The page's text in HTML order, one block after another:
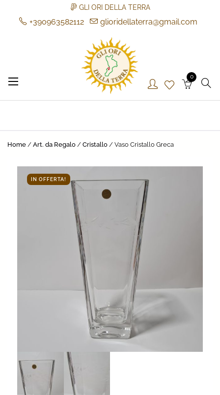
GLI ORI DELLA TERRA
+390963582112
glioridellaterra@gmail.com
Gli Ori della Terra
Gli Ori della Terra
0
Home / Art. da Regalo / Cristallo / Vaso Cristallo Greca
IN OFFERTA!